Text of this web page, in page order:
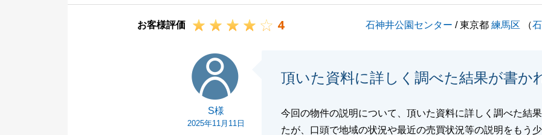
この度は当社をご利用頂きまして誠にありがとうございました。
閉じる
お客様評価 4 石神井公園センター / 東京都練馬区 （
S様
2025年11月11日
頂いた資料に詳しく調べた結果が書か
今回の物件の説明について、頂いた資料に詳しく調べた結
たが、口頭で地域の状況や最近の売買状況等の説明をもう